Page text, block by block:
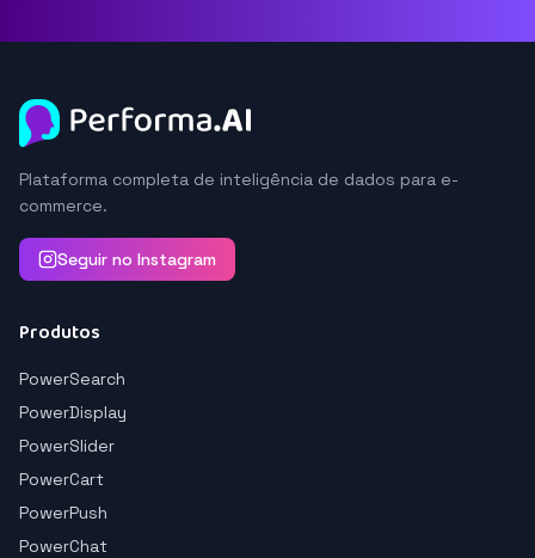
Plataforma completa de inteligência de dados para e-
commerce.
Seguir no Instagram
Produtos
PowerSearch
PowerDisplay
PowerSlider
PowerCart
PowerPush
PowerChat